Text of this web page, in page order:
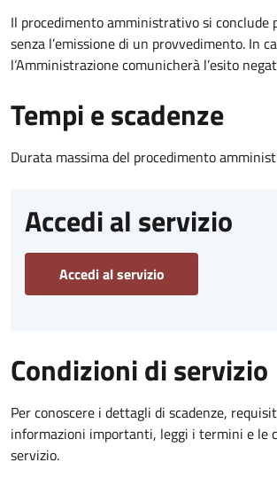
Il procedimento amministrativo si conclude
senza l’emissione di un provvedimento. In
l’Amministrazione comunicherà l’esito
Tempi e scadenze
Durata massima del procedimento
Accedi al servizio
Accedi al servizio
Condizioni di servizio
Per conoscere i dettagli di scadenze,
informazioni importanti, leggi i termini e le
servizio.